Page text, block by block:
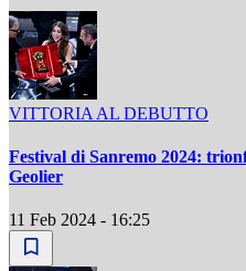
VITTORIA AL DEBUTTO
Festival di Sanremo 2024:
Geolier
11 Feb 2024 - 16:25